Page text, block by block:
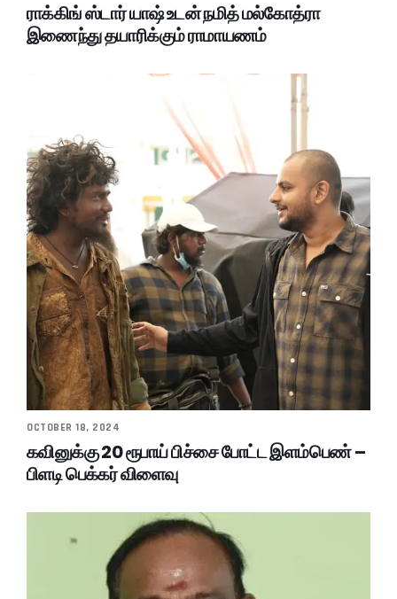
ராக்கிங் ஸ்டார் யாஷ் உடன் நமித் மல்கோத்ரா
இணைந்து தயாரிக்கும் ராமாயணம்
OCTOBER 18, 2024
கவினுக்கு 20 ரூபாய் பிச்சை போட்ட இளம்பெண் –
பிளடி பெக்கர் விளைவு